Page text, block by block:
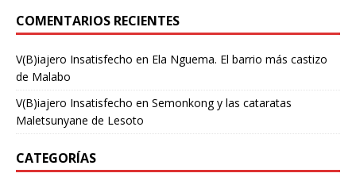
COMENTARIOS RECIENTES
V(B)iajero Insatisfecho en Ela Nguema. El barrio más castizo
de Malabo
V(B)iajero Insatisfecho en Semonkong y las cataratas
Maletsunyane de Lesoto
CATEGORÍAS